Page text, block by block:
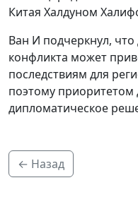
Китая Халдуном
Ван И подчеркнул,
конфликта может
последствиям для
поэтому приоритетом
дипломатическое
← Назад